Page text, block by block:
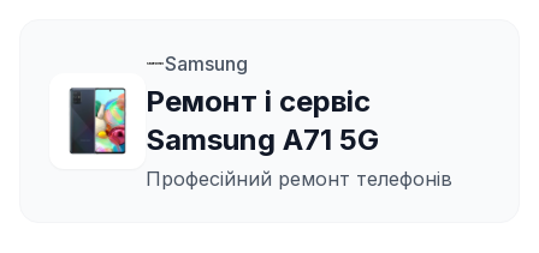
Samsung
Ремонт і сервіс
Samsung A71 5G
Професійний ремонт телефонів